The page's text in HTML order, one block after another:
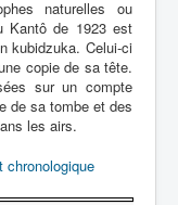
naturelles ou
Kantô de 1923 est
kubidzuka. Celui-ci
copie de sa tête.
sur un compte
de sa tombe et des
les airs.
chronologique